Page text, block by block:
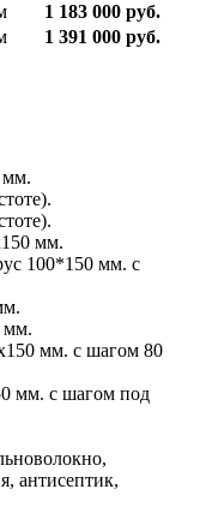
1 183 000 руб.
1 391 000 руб.
мм.
мм.
100*150 мм. с
мм.
мм. с шагом 80
мм. с шагом под
антисептик,